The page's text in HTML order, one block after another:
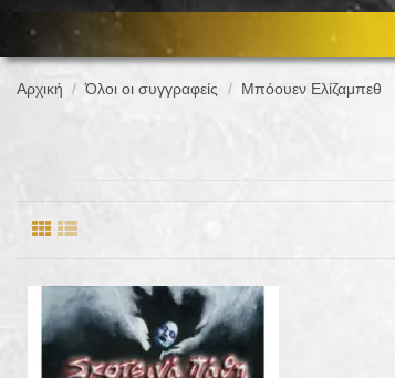
Αρχική Όλοι οι συγγραφείς Μπόουεν Ελίζαμπεθ